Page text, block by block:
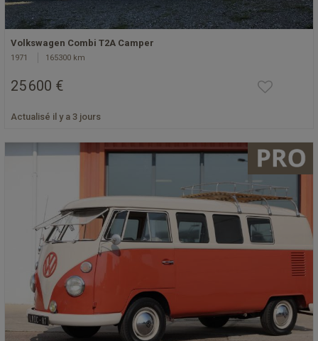
Volkswagen Combi T2A Camper
1971 165300 km
25 600 €
Actualisé il y a 3 jours